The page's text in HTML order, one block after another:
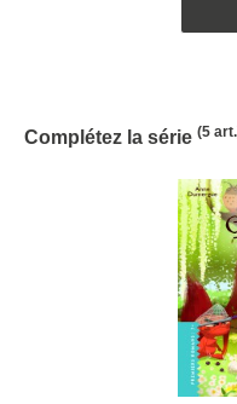
Complétez la série (5